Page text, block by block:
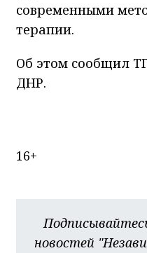
современными
терапии.
Об этом сообщил
ДНР.
16+
новостей